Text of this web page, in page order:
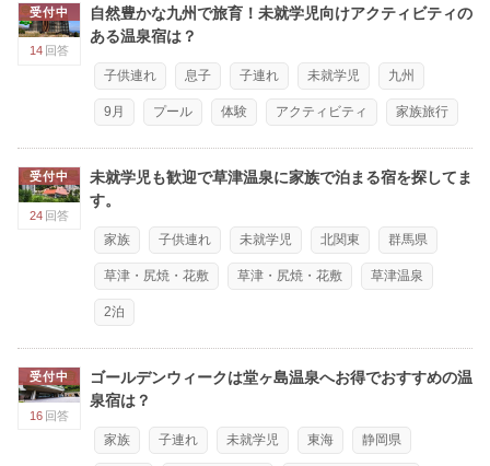
受付中
14 回答
自然豊かな九州で旅育！未就学児向けアクティビティの
ある温泉宿は？
子供連れ 息子 子連れ 未就学児 九州
9月 プール 体験 アクティビティ 家族旅行
受付中
24 回答
未就学児も歓迎で草津温泉に家族で泊まる宿を探してま
す。
家族 子供連れ 未就学児 北関東 群馬県
草津・尻焼・花敷 草津・尻焼・花敷 草津温泉
2泊
受付中
16 回答
ゴールデンウィークは堂ヶ島温泉へお得でおすすめの温
泉宿は？
家族 子連れ 未就学児 東海 静岡県